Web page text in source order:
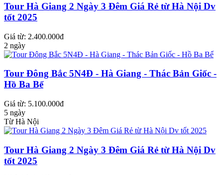
Tour Hà Giang 2 Ngày 3 Đêm Giá Rẻ từ Hà Nội Dv
tốt 2025
Giá từ: 2.400.000đ
2 ngày
Tour Đông Bắc 5N4Đ - Hà Giang - Thác Bản Giốc -
Hồ Ba Bể
Giá từ: 5.100.000đ
5 ngày
Từ Hà Nội
Tour Hà Giang 2 Ngày 3 Đêm Giá Rẻ từ Hà Nội Dv
tốt 2025